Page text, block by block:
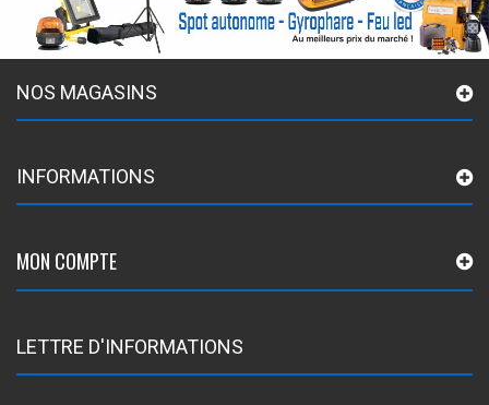
NOS MAGASINS
INFORMATIONS
MON COMPTE
LETTRE D'INFORMATIONS